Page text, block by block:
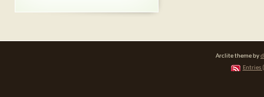
Arclite theme by
Entries